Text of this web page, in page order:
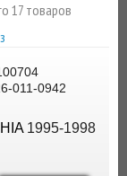
17 товаров
011-0942
1995-1998